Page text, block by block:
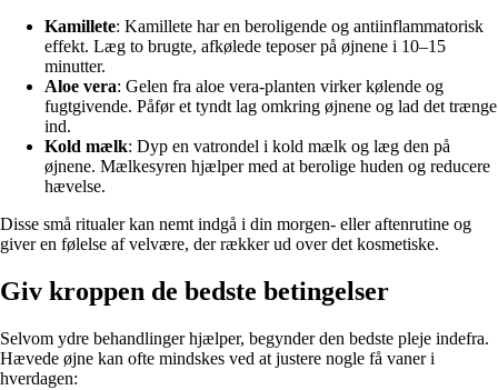
Kamillete: Kamillete har en beroligende og antiinflammatorisk
effekt. Læg to brugte, afkølede teposer på øjnene i 10–15
minutter.
Aloe vera: Gelen fra aloe vera-planten virker kølende og
fugtgivende. Påfør et tyndt lag omkring øjnene og lad det trænge
ind.
Kold mælk: Dyp en vatrondel i kold mælk og læg den på
øjnene. Mælkesyren hjælper med at berolige huden og reducere
hævelse.
Disse små ritualer kan nemt indgå i din morgen- eller aftenrutine og
giver en følelse af velvære, der rækker ud over det kosmetiske.
Giv kroppen de bedste betingelser
Selvom ydre behandlinger hjælper, begynder den bedste pleje indefra.
Hævede øjne kan ofte mindskes ved at justere nogle få vaner i
hverdagen: